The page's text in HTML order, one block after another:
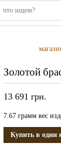
Золотой
13 691 грн.
7.67 грамм вес
Купить в один